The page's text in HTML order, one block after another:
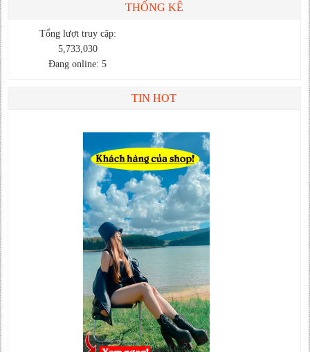
THỐNG KÊ
Tổng lượt truy cập:
5,733,030
Đang online: 5
TIN HOT